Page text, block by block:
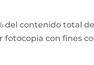
contenido total
con fines